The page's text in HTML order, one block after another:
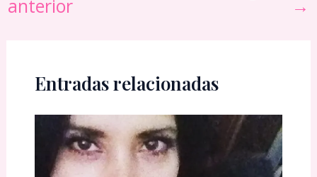
anterior →
Entradas relacionadas